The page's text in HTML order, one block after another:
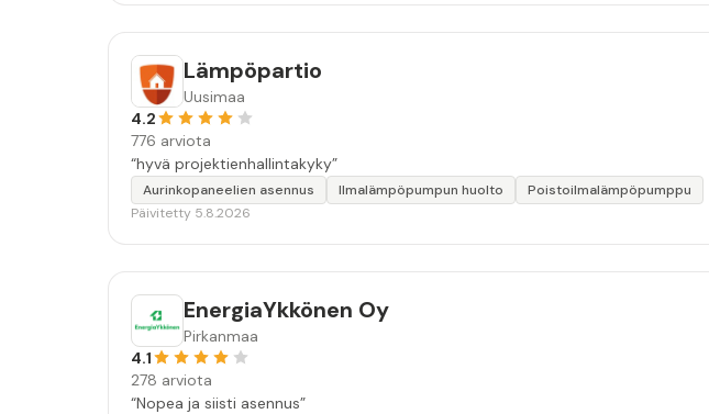
Lämpöpartio
Uusimaa
4.2
776 arviota
“hyvä projektienhallintakyky”
Aurinkopaneelien asennus Ilmalämpöpumpun huolto
Poistoilmalämpöpumppu
Päivitetty 5.8.2026
EnergiaYkkönen Oy
Pirkanmaa
4.1
278 arviota
“Nopea ja siisti asennus”